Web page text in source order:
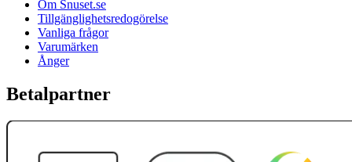
Om Snuset.se
Tillgänglighetsredogörelse
Vanliga frågor
Varumärken
Ånger
Betalpartner